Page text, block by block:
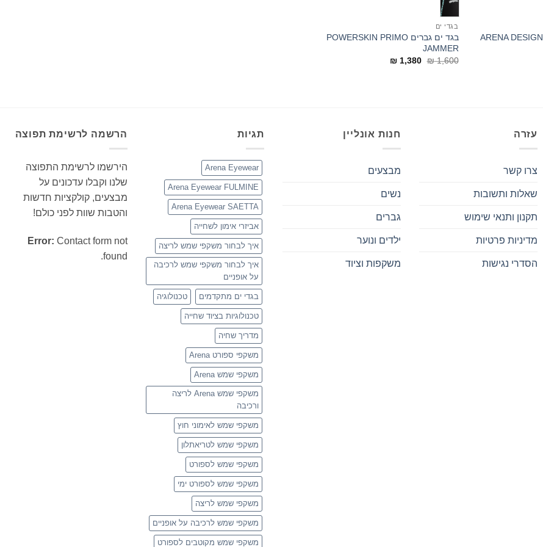
בגד ים טייץ גברים ARENA DESIGN
בגדי ים
בגד ים גברים POWERSKIN PRIMO
JAMMER
₪1,600
המחיר ₪ 1,380
המחיר
עזרה
צרו קשר
שאלות ותשובות
תקנון ותנאי שימוש
מדיניות פרטיות
הסדרי נגישות
חנות אונליין
מבצעים
נשים
גברים
ילדים ונוער
משקפות וציוד
תגיות
Arena Eyewear
Arena Eyewear FULMINE
Arena Eyewear SAETTA
אביזרי אימון לשחייה
איך לבחור משקפי שמש לריצה
איך לבחור משקפי שמש לרכיבה
על אופניים
בגדי ים מתקדמים טכנולוגיה
טכנולוגיות בציוד שחייה
מדריך שחיה
משקפי ספורט Arena
משקפי שמש Arena
משקפי שמש Arena לריצה
ורכיבה
משקפי שמש לאימוני חוץ
משקפי שמש לטריאתלון
משקפי שמש לספורט
משקפי שמש לספורט ימי
משקפי שמש לריצה
משקפי שמש לרכיבה על אופניים
משקפי שמש מקוטבים לספורט
הרשמה לרשימת תפוצה
הירשמו לרשימת התפוצה
שלנו וקבלו עדכונים על
מבצעים, קולקציות חדשות
והטבות שוות לפני כולם!
Error: Contact form not
found.